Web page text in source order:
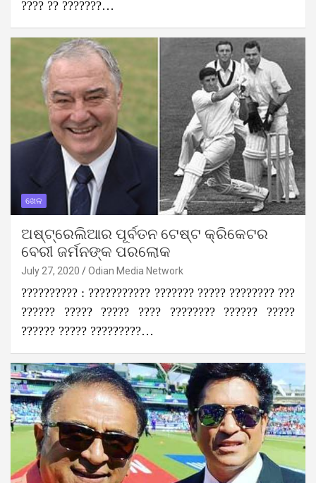
???? ?? ???????…
ଖେଳ
ଅଷ୍ଟ୍ରେଲିଆର ପୂର୍ବତନ ଟେଷ୍ଟ କ୍ରିକେଟର
ବେରୀ ଜର୍ମନଙ୍କ ପରଲୋକ
July 27, 2020 Odian Media Network
?????????? : ??????????? ??????? ????? ???????? ???
?????? ????? ????? ???? ???????? ?????? ?????
?????? ????? ?????????…